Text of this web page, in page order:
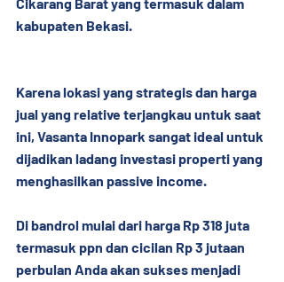
Cikarang Barat yang termasuk dalam
kabupaten Bekasi.
Karena lokasi yang strategis dan harga
jual yang relative terjangkau untuk saat
ini, Vasanta Innopark sangat ideal untuk
dijadikan ladang investasi properti yang
menghasilkan passive income.
Di bandrol mulai dari harga Rp 318 juta
termasuk ppn dan cicilan Rp 3 jutaan
perbulan Anda akan sukses menjadi